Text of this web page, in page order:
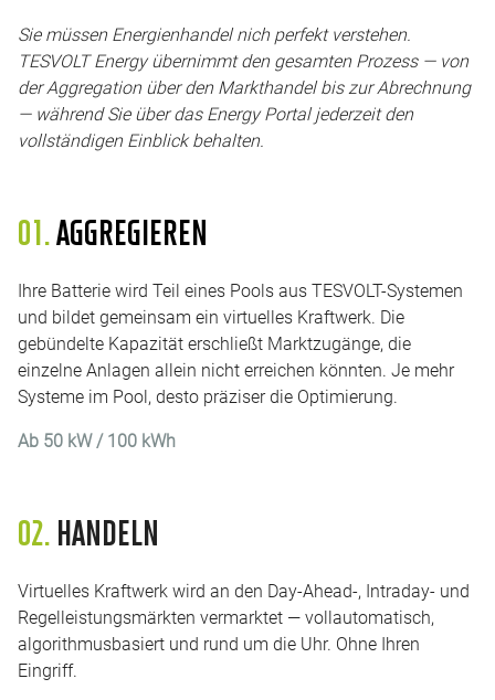
Sie müssen Energienhandel nich perfekt verstehen.
TESVOLT Energy übernimmt den gesamten Prozess — von
der Aggregation über den Markthandel bis zur Abrechnung
— während Sie über das Energy Portal jederzeit den
vollständigen Einblick behalten.
01.AGGREGIEREN
Ihre Batterie wird Teil eines Pools aus TESVOLT-Systemen
und bildet gemeinsam ein virtuelles Kraftwerk. Die
gebündelte Kapazität erschließt Marktzugänge, die
einzelne Anlagen allein nicht erreichen könnten. Je mehr
Systeme im Pool, desto präziser die Optimierung.
Ab 50 kW / 100 kWh
02. HANDELN
Virtuelles Kraftwerk wird an den Day-Ahead-, Intraday- und
Regelleistungsmärkten vermarktet — vollautomatisch,
algorithmusbasiert und rund um die Uhr. Ohne Ihren
Eingriff.